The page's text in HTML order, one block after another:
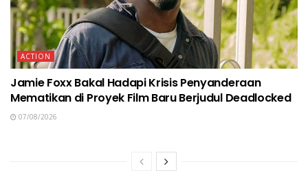
ACTION
Jamie Foxx Bakal Hadapi Krisis Penyanderaan
Mematikan di Proyek Film Baru Berjudul Deadlocked
07/08/2026